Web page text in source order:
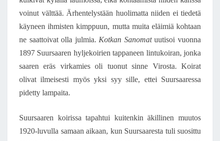
voinut välttää. Ärhentelystään huolimatta niiden ei tiedetä
käyneen ihmisten kimppuun, mutta muita eläimiä kohtaan
ne saattoivat olla julmia. Kotkan Sanomatuutisoi vuonna
1897 Suursaaren hyljekoirien tappaneen lintukoiran, jonka
saaren eräs virkamies oli tuonut sinne Virosta. Koirat
olivat ilmeisesti myös yksi syy sille, ettei Suursaaressa
pidetty lampaita.
Suursaaren koirissa tapahtui kuitenkin äkillinen muutos
1920-luvulla samaan aikaan, kun Suursaaresta tuli suosittu